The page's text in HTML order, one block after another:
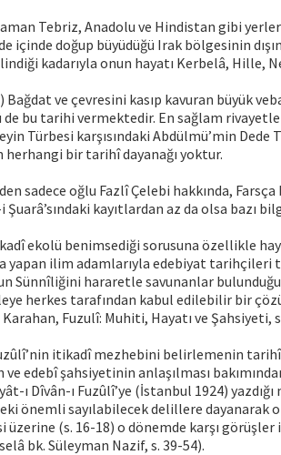
Tebriz, Anadolu ve Hindistan gibi
içinde doğup büyüdüğü Irak bölgesinin
kadarıyla onun hayatı Kerbelâ, Hille,
Bağdat ve çevresini kasıp kavuran büyük
de bu tarihi vermektedir. En sağlam
Türbesi karşısındaki Abdülmü’min Dede
bir tarihî dayanağı yoktur.
sadece oğlu Fazlî Çelebi hakkında,
Şuarâ’sındaki kayıtlardan az da olsa bazı
ekolü benimsediği sorusuna özellikle
yapan ilim adamlarıyla edebiyat tarihçileri
Sünnîliğini hararetle savunanlar
herkes tarafından kabul edilebilir bir
Fuzulî: Muhiti, Hayatı ve Şahsiyeti,
itikadî mezhebini belirlemenin
edebî şahsiyetinin anlaşılması
ı Dîvân-ı Fuzûlî’ye (İstanbul 1924)
önemli sayılabilecek delillere dayanarak
üzerine (s. 16-18) o dönemde karşı
bk. Süleyman Nazif, s. 39-54).